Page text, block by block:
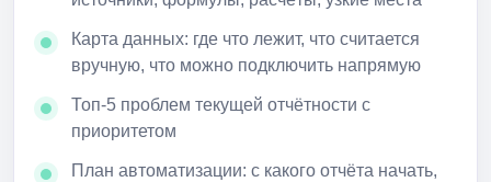
Карта данных: где что лежит, что считается
вручную, что можно подключить напрямую
Топ-5 проблем текущей отчётности с
приоритетом
План автоматизации: с какого отчёта начать,